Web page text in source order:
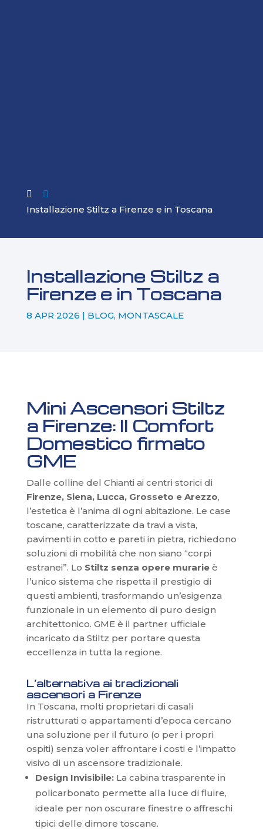

Installazione Stiltz a Firenze e in Toscana
Installazione Stiltz a
Firenze e in Toscana
8 APR 2026 | BLOG, MONTASCALE
Mini Ascensori Stiltz
a Firenze: Il Comfort
Domestico firmato
GME
Dalle colline del Chianti ai centri storici di
Firenze, Siena, Lucca, Grosseto e Arezzo,
l’estetica è l’anima di ogni abitazione. Le case
toscane, caratterizzate da travi a vista,
pavimenti in cotto e pareti in pietra, richiedono
soluzioni di mobilità che non siano “corpi
estranei”. Lo Stiltz senza opere murarieè
l’unico sistema che rispetta il prestigio di
questi ambienti, trasformando un’esigenza
funzionale in un elemento di puro design
architettonico. GME è il partner ufficiale
incaricato da Stiltz per portare questa
eccellenza in tutta la regione.
L’alternativa ai tradizionali
ascensori a Firenze
In Toscana, molti proprietari di casali
ristrutturati o appartamenti d’epoca cercano
una soluzione per il futuro (o per i propri
ospiti) senza voler affrontare i costi e l’impatto
visivo di un ascensore tradizionale.
Design Invisibile:La cabina trasparente in
policarbonato permette alla luce di fluire,
ideale per non oscurare finestre o affreschi
tipici delle dimore toscane.